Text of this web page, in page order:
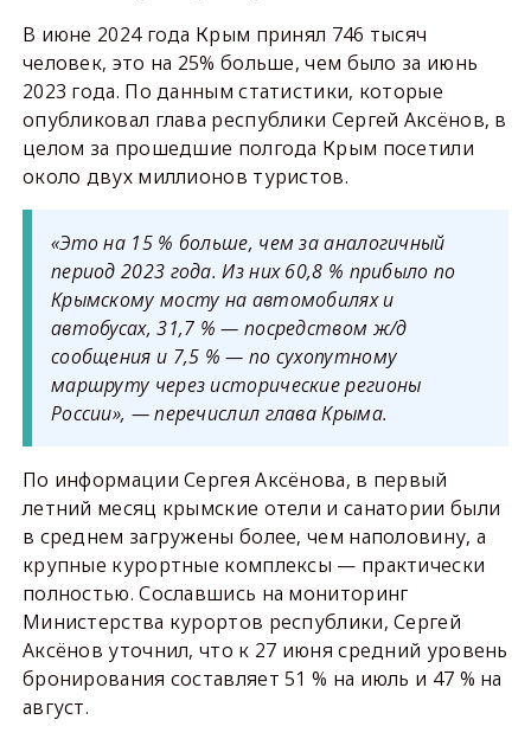
В июне 2024 года Крым принял 746 тысяч
человек, это на 25% больше, чем было за июнь
2023 года. По данным статистики, которые
опубликовал глава республики Сергей Аксёнов, в
целом за прошедшие полгода Крым посетили
около двух миллионов туристов.
«Это на 15 % больше, чем за аналогичный
период 2023 года. Из них 60,8 % прибыло по
Крымскому мосту на автомобилях и
автобусах, 31,7 % — посредством ж/д
сообщения и 7,5 % — по сухопутному
маршруту через исторические регионы
России», — перечислил глава Крыма.
По информации Сергея Аксёнова, в первый
летний месяц крымские отели и санатории были
в среднем загружены более, чем наполовину, а
крупные курортные комплексы — практически
полностью. Сославшись на мониторинг
Министерства курортов республики, Сергей
Аксёнов уточнил, что к 27 июня средний уровень
бронирования составляет 51 % на июль и 47 % на
август.